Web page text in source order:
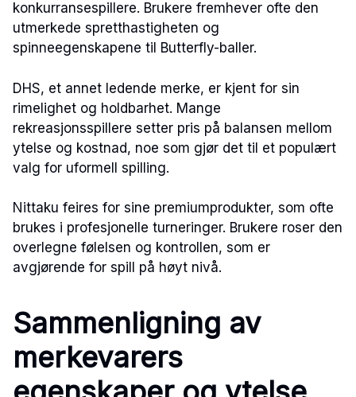
konkurransespillere. Brukere fremhever ofte den
utmerkede spretthastigheten og
spinneegenskapene til Butterfly-baller.
DHS, et annet ledende merke, er kjent for sin
rimelighet og holdbarhet. Mange
rekreasjonsspillere setter pris på balansen mellom
ytelse og kostnad, noe som gjør det til et populært
valg for uformell spilling.
Nittaku feires for sine premiumprodukter, som ofte
brukes i profesjonelle turneringer. Brukere roser den
overlegne følelsen og kontrollen, som er
avgjørende for spill på høyt nivå.
Sammenligning av
merkevarers